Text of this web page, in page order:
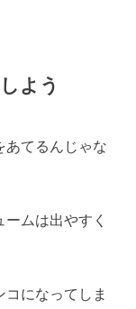
よう
あてるんじゃな
ムは出やすく
コになってしま